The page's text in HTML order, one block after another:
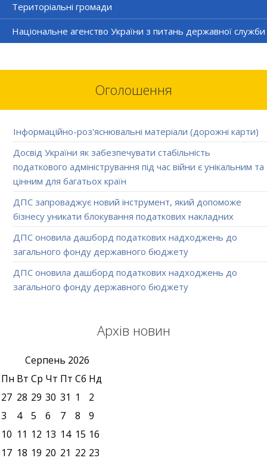
Територіальні громади
Національне агенство України з питань державної служби
Оголошення
Інформаційно-роз'яснювальні матеріали (дорожні карти)
Досвід України як забезпечувати стабільність
податкового адміністрування під час війни є унікальним та
цінним для багатьох країн
ДПС запроваджує новий інструмент, який допоможе
бізнесу уникати блокування податкових накладних
ДПС оновила дашборд податкових надходжень до
загального фонду державного бюджету
ДПС оновила дашборд податкових надходжень до
загального фонду державного бюджету
Архів новин
Серпень 2026
Пн Вт Ср Чт Пт Сб Нд
27 28 29 30 31 1
2
3
4 5 6 7 8
9
10 11 12 13 14 15 16
17 18 19 20 21 22 23